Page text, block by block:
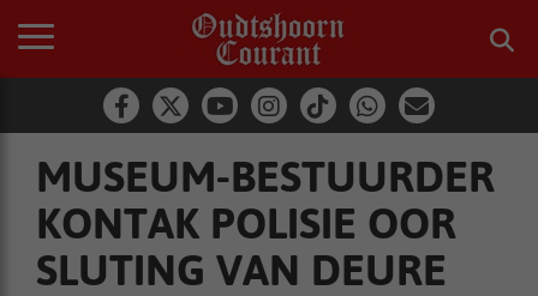
MUSEUM-BESTUURDER
KONTAK POLISIE OOR
SLUTING VAN DEURE